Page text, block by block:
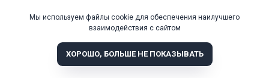
Мы используем файлы cookie для обеспечения наилучшего
взаимодействия с сайтом
ХОРОШО, БОЛЬШЕ НЕ ПОКАЗЫВАТЬ